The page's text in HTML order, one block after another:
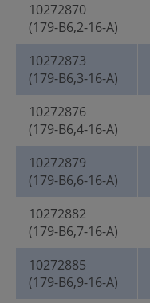
10272870
(179-B6,2-16-A)
10272873
(179-B6,3-16-A)
10272876
(179-B6,4-16-A)
10272879
(179-B6,6-16-A)
10272882
(179-B6,7-16-A)
10272885
(179-B6,9-16-A)